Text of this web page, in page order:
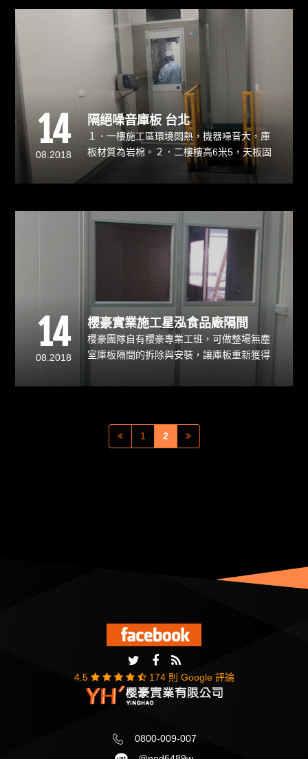
14
08.2018
隔絕噪音庫板 台北
１．一樓施工區環境悶熱，機器噪音大，庫
板材質為岩棉。２．二樓樓高6米5，天板固
定需吊車作業。3 . 現場空曠，無庫板固定
位置，上包協助立柱及框架。庫板 台北隔
14
08.2018
櫻豪實業施工星泓食品廠隔間
櫻豪團隊自有櫻豪專業工班，可做整場無塵
室庫板隔間的拆除與安裝，讓庫板重新獲得
格回饋客戶身上 / 施工期較短/食品廠隔間優
1
2
4.5 174 則 Google 評論
0800-009-007